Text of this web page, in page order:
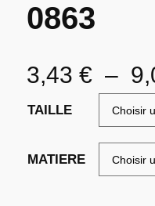
0863
3,43 € –
TAILLE
MATIERE